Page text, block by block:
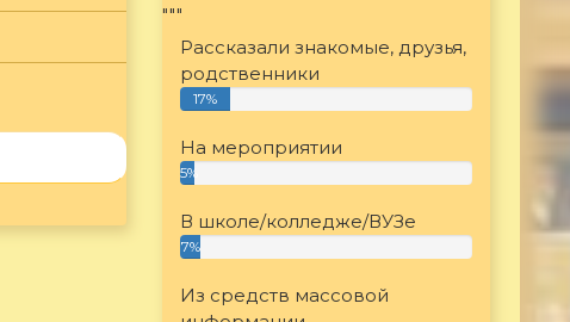
"""
Рассказали знакомые, друзья,
родственники
17%
На мероприятии
5%
В школе/колледже/ВУЗе
7%
Из средств массовой